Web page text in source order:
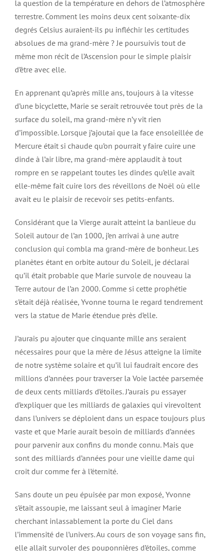
la question de la température en dehors de l’atmosphère
terrestre. Comment les moins deux cent soixante-dix
degrés Celsius auraient-ils pu infléchir les certitudes
absolues de ma grand-mère ? Je poursuivis tout de
même mon récit de l’Ascension pour le simple plaisir
d’être avec elle.
En apprenant qu’après mille ans, toujours à la vitesse
d’une bicyclette, Marie se serait retrouvée tout près de la
surface du soleil, ma grand-mère n’y vit rien
d’impossible. Lorsque j’ajoutai que la face ensoleillée de
Mercure était si chaude qu’on pourrait y faire cuire une
dinde à l’air libre, ma grand-mère applaudit à tout
rompre en se rappelant toutes les dindes qu’elle avait
elle-même fait cuire lors des réveillons de Noël où elle
avait eu le plaisir de recevoir ses petits-enfants.
Considérant que la Vierge aurait atteint la banlieue du
Soleil autour de l’an 1000, j’en arrivai à une autre
conclusion qui combla ma grand-mère de bonheur. Les
planètes étant en orbite autour du Soleil, je déclarai
qu’il était probable que Marie survole de nouveau la
Terre autour de l’an 2000. Comme si cette prophétie
s’était déjà réalisée, Yvonne tourna le regard tendrement
vers la statue de Marie étendue près d’elle.
J’aurais pu ajouter que cinquante mille ans seraient
nécessaires pour que la mère de Jésus atteigne la limite
de notre système solaire et qu’il lui faudrait encore des
millions d’années pour traverser la Voie lactée parsemée
de deux cents milliards d’étoiles. J’aurais pu essayer
d’expliquer que les milliards de galaxies qui virevoltent
dans l’univers se déploient dans un espace toujours plus
vaste et que Marie aurait besoin de milliards d’années
pour parvenir aux confins du monde connu. Mais que
sont des milliards d’années pour une vieille dame qui
croit dur comme fer à l’éternité.
Sans doute un peu épuisée par mon exposé, Yvonne
s’était assoupie, me laissant seul à imaginer Marie
cherchant inlassablement la porte du Ciel dans
l’immensité de l’univers. Au cours de son voyage sans fin,
elle allait survoler des pouponnières d’étoiles, comme